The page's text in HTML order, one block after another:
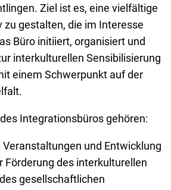
Ziel ist es, eine vielfältige
zu gestalten, die im Interesse
Büro initiiert, organisiert und
interkulturellen Sensibilisierung
einem Schwerpunkt auf der
Integrationsbüros gehören:
Veranstaltungen und Entwicklung
Förderung des interkulturellen
gesellschaftlichen